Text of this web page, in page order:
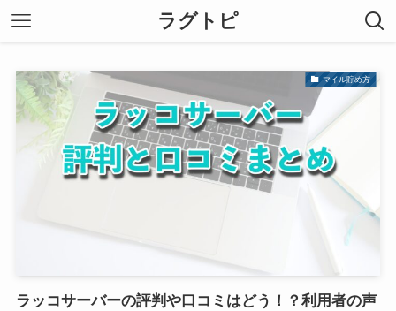
ラグトピ
マイル貯め方
ラッコサーバーの評判や口コミはどう！？利用者の声